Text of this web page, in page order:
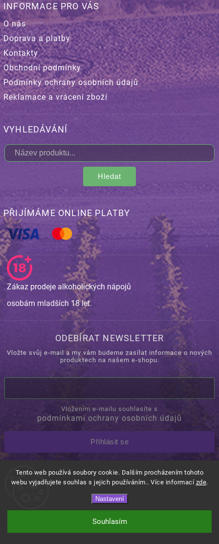
Tento web používá soubory cookie. Dalším procházením tohoto
webu vyjadřujete souhlas s jejich používáním.. Více informací zde.
Nastavení
Souhlasím
INFORMACE PRO VÁS
O nás
Doprava a platby
Kontakty
Obchodní podmínky
Podmínky ochrany osobních údajů
Reklamace a vrácení zboží
VYHLEDÁVÁNÍ
Hledat
PŘIJÍMÁME ONLINE PLATBY
Zákaz prodeje alkoholických nápojů
osobám mladších 18 let.
ODEBÍRAT NEWSLETTER
Vložte svůj e-mail a my vám budeme zasílat informace o nových
produktech na našem e-shopu.
podmínkami ochrany osobních údajů
Přihlásit se
Copyright 2026Orovino.cz. Všechna práva vyhrazena.
Shoptet| DesignShoptak.cz.